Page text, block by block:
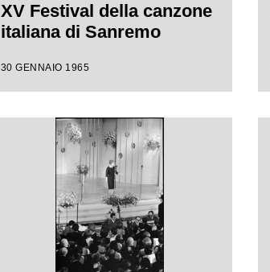
XV Festival della canzone
italiana di Sanremo
30 GENNAIO 1965